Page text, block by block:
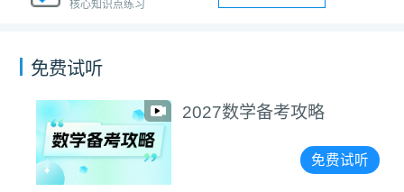
核心知识点练习
免费试听
2027数学备考攻略
免费试听